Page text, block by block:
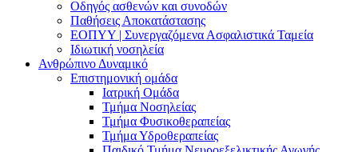
Οδηγός ασθενών και συνοδών
Παθήσεις Αποκατάστασης
ΕΟΠΥΥ | Συνεργαζόμενα Ασφαλιστικά Ταμεία
Ιδιωτική νοσηλεία
Ανθρώπινο Δυναμικό
Επιστημονική ομάδα
Ιατρική Ομάδα
Τμήμα Νοσηλείας
Τμήμα Φυσικοθεραπείας
Τμήμα Υδροθεραπείας